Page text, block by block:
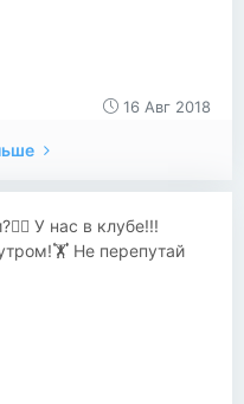
16 Авг 2018
У нас в клубе!!!
Не перепутай